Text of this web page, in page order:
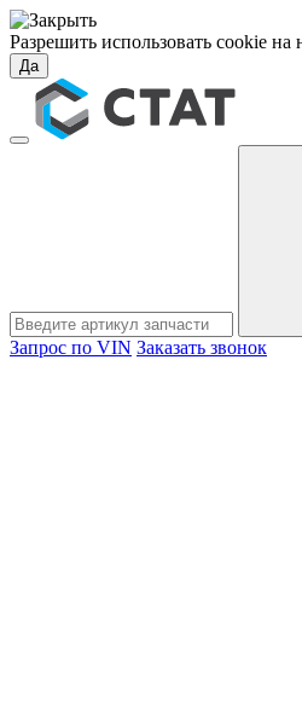
Разрешить использовать cookie на
Да
Запрос по VIN Заказать звонок